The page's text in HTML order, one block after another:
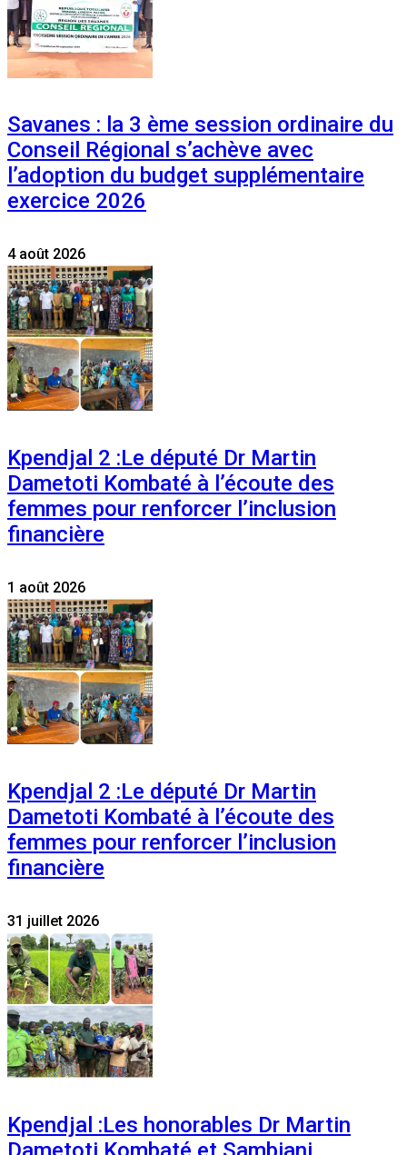
Savanes : la 3 ème session ordinaire du
Conseil Régional s’achève avec
l’adoption du budget supplémentaire
exercice 2026
4 août 2026
Kpendjal 2 :Le député Dr Martin
Dametoti Kombaté à l’écoute des
femmes pour renforcer l’inclusion
financière
1 août 2026
Kpendjal 2 :Le député Dr Martin
Dametoti Kombaté à l’écoute des
femmes pour renforcer l’inclusion
financière
31 juillet 2026
Kpendjal :Les honorables Dr Martin